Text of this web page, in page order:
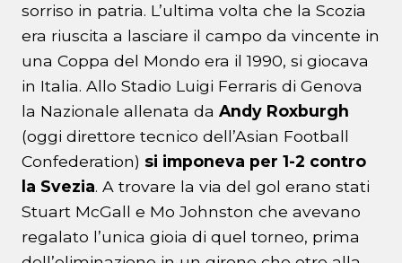
sorriso in patria. L’ultima volta che la Scozia
era riuscita a lasciare il campo da vincente in
una Coppa del Mondo era il 1990, si giocava
in Italia. Allo Stadio Luigi Ferraris di Genova
la Nazionale allenata da Andy Roxburgh
(oggi direttore tecnico dell’Asian Football
Confederation) si imponeva per 1-2 contro
la Svezia. A trovare la via del gol erano stati
Stuart McGall e Mo Johnston che avevano
regalato l’unica gioia di quel torneo, prima